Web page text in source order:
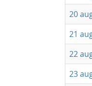
20
21
22
23